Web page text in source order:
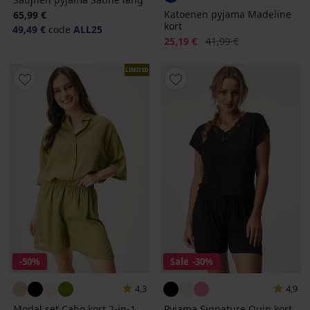
65,99 €
49,49 € code ALL25
Katoenen pyjama Madeline
kort
Korting
25,19 € Oorspronkelijke prijs
41,99 €
LIMITED
-50%
4,3
Sale -30%
4,9